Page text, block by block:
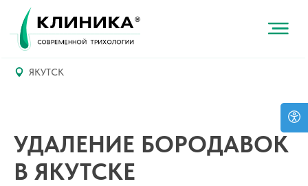
ЯКУТСК
УДАЛЕНИЕ БОРОДАВОК
В ЯКУТСКЕ